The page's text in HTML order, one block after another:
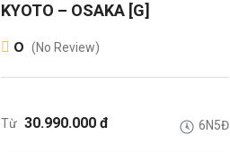
KYOTO – OSAKA [G]
0 (No Review)
Từ 30.990.000 đ 6N5Đ